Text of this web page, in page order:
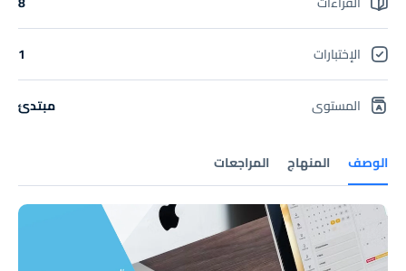
الوصف المنهاج المراجعات
الإختبارات 1
المستوى مبتدئ